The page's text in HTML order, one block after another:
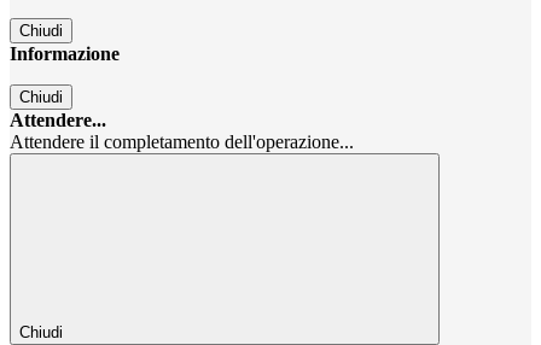
Chiudi
Informazione
Chiudi
Attendere...
Attendere il completamento dell'operazione...
Chiudi